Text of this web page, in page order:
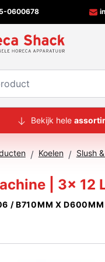
0600678
HOME
OVER ONS
MERKEN
OFFERTECHECKER
Bekijk hele
/ Koelen / Slush
| 3x 12
/ B710MM X